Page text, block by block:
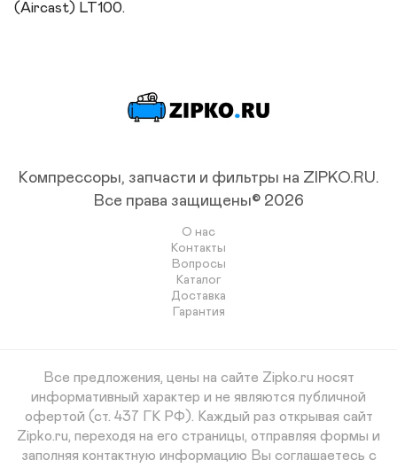
(Aircast) LT100.
Компрессоры, запчасти и фильтры на ZIPKO.RU.
Все права защищены© 2026
О нас
Контакты
Вопросы
Каталог
Доставка
Гарантия
Все предложения, цены на сайте Zipko.ru носят
информативный характер и не являются публичной
офертой (ст. 437 ГК РФ). Каждый раз открывая сайт
Zipko.ru, переходя на его страницы, отправляя формы и
заполняя контактную информацию Вы соглашаетесь с